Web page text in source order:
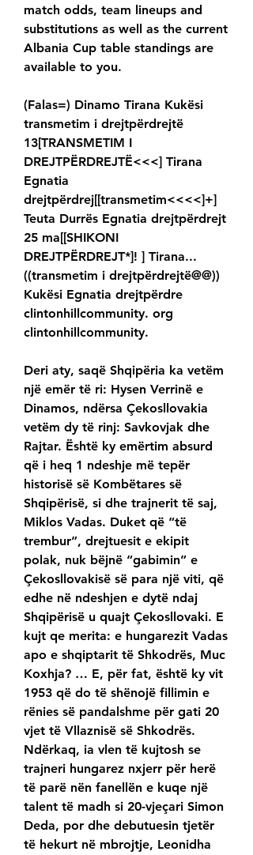
match odds, team lineups and
substitutions as well as the current
Albania Cup table standings are
available to you.
(Falas=) Dinamo Tirana Kukësi
transmetim i drejtpërdrejtë
13[TRANSMETIM I
DREJTPËRDREJTË<<<] Tirana
Egnatia
drejtpërdrej[[transmetim<<<<]+]
Teuta Durrës Egnatia drejtpërdrejt
25 ma[[SHIKONI
DREJTPËRDREJT*]! ] Tirana...
((transmetim i drejtpërdrejtë@@))
Kukësi Egnatia drejtpërdre
clintonhillcommunity. org
clintonhillcommunity.
Deri aty, saqë Shqipëria ka vetëm
një emër të ri: Hysen Verrinë e
Dinamos, ndërsa Çekosllovakia
vetëm dy të rinj: Savkovjak dhe
Rajtar. Është ky emërtim absurd
që i heq 1 ndeshje më tepër
historisë së Kombëtares së
Shqipërisë, si dhe trajnerit të saj,
Miklos Vadas. Duket që “të
trembur”, drejtuesit e ekipit
polak, nuk bëjnë “gabimin” e
Çekosllovakisë së para një viti, që
edhe në ndeshjen e dytë ndaj
Shqipërisë u quajt Çekosllovaki. E
kujt qe merita: e hungarezit Vadas
apo e shqiptarit të Shkodrës, Muc
Koxhja? … E, për fat, është ky vit
1953 që do të shënojë fillimin e
rënies së pandalshme për gati 20
vjet të Vllaznisë së Shkodrës.
Ndërkaq, ia vlen të kujtosh se
trajneri hungarez nxjerr për herë
të parë nën fanellën e kuqe një
talent të madh si 20-vjeçari Simon
Deda, por dhe debutuesin tjetër
të hekurt në mbrojtje, Leonidha